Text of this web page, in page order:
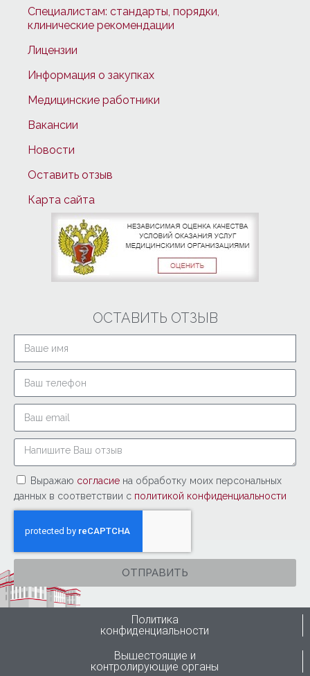
Специалистам: стандарты, порядки,
клинические рекомендации
Лицензии
Информация о закупках
Медицинские работники
Вакансии
Новости
Оставить отзыв
Карта сайта
ОСТАВИТЬ ОТЗЫВ
Выражаю согласие на обработку моих персональных
данных в соответствии с политикой конфиденциальности
ОТПРАВИТЬ
Политика
конфиденциальности
Вышестоящие и
контролирующие органы